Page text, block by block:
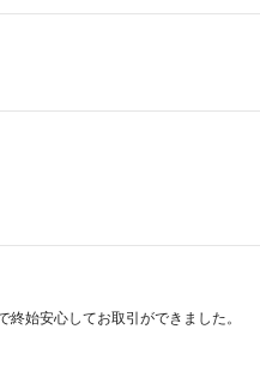
始安心してお取引ができました。